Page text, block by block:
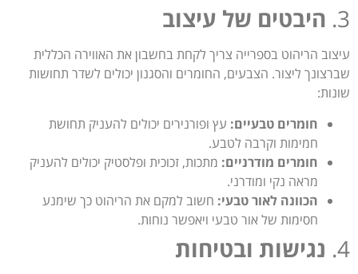
3. היבטים של עיצוב
עיצוב הריהוט בספרייה צריך לקחת בחשבון את האווירה הכללית
שברצונך ליצור. הצבעים, החומרים והסגנון יכולים לשדר תחושות
שונות:
חומרים טבעיים: עץ ופורנירים יכולים להעניק תחושת
חמימות וקרבה לטבע.
חומרים מודרניים: מתכות, זכוכית ופלסטיק יכולים להעניק
מראה נקי ומודרני.
הכוונה לאור טבעי: חשוב למקם את הריהוט כך שימנע
חסימות של אור טבעי ויאפשר נוחות.
4. נגישות ובטיחות